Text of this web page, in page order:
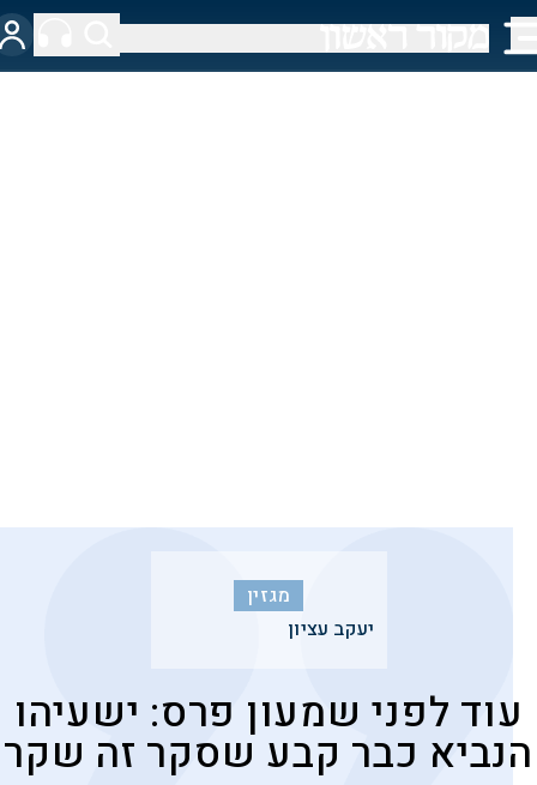
מגזין
יעקב עציון
עוד לפני שמעון פרס: ישעיהו
הנביא כבר קבע שסקר זה שקר